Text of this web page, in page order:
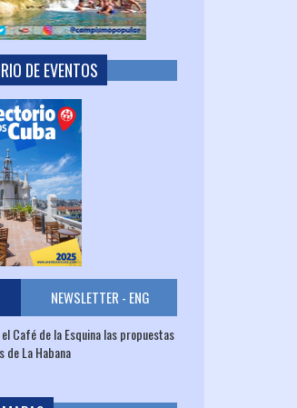
DE EVENTOS
NEWSLETTER - ENG
el Café de la Esquina las propuestas
de La Habana